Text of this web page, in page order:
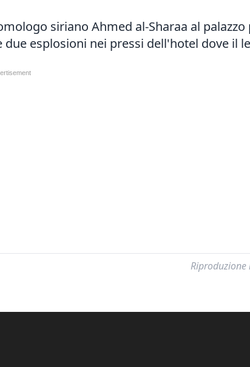
siriano Ahmed al-Sharaa al palazzo
esplosioni nei pressi dell'hotel dove il